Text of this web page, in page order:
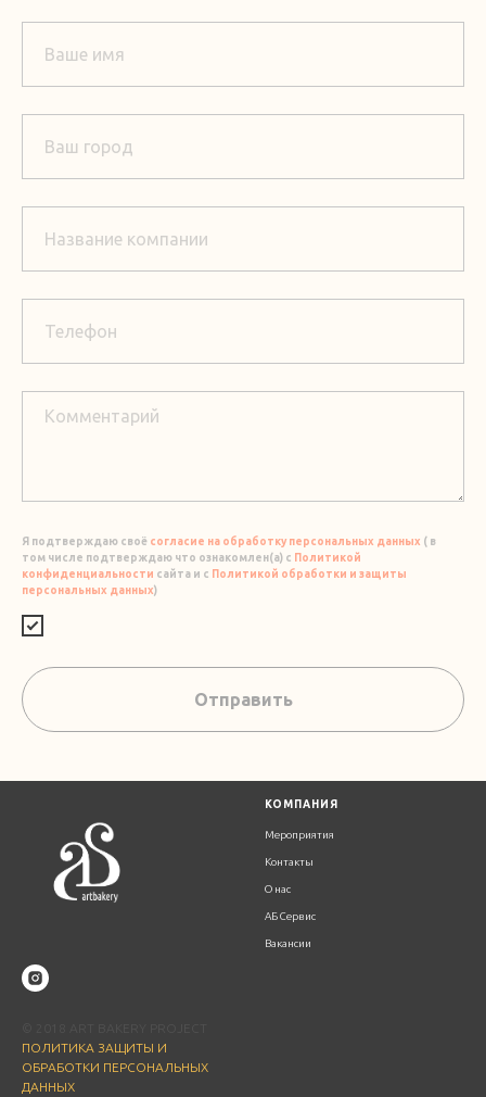
Я подтверждаю своё согласие на обработку персональных данных ( в
том числе подтверждаю что ознакомлен(а) с Политикой
конфиденциальности сайта и с Политикой обработки и защиты
персональных данных)
Отправить
ПОЛИТИКА ЗАЩИТЫ И
ОБРАБОТКИ ПЕРСОНАЛЬНЫХ
ДАННЫХ
КОМПАНИЯ
Мероприятия
Контакты
О нас
АБ Сервис
Вакансии